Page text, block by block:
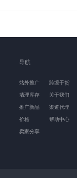
导航
站外推广
清理库存
推广新品
价格
卖家分享
跨境干货
关于我们
渠道代理
帮助中心